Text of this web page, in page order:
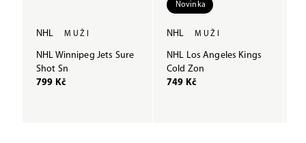
NHL MUŽI
NHL Winnipeg Jets Sure
Shot Sn
799 Kč
Novinka
NHL MUŽI
NHL Los Angeles Kings
Cold Zon
749 Kč